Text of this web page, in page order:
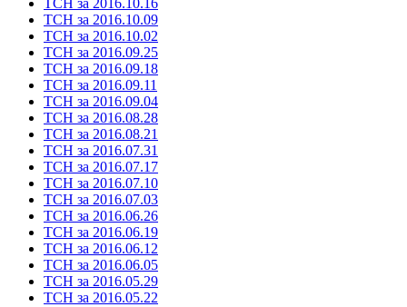
ТСН за 2016.10.09
ТСН за 2016.10.02
ТСН за 2016.09.25
ТСН за 2016.09.18
ТСН за 2016.09.11
ТСН за 2016.09.04
ТСН за 2016.08.28
ТСН за 2016.08.21
ТСН за 2016.07.31
ТСН за 2016.07.17
ТСН за 2016.07.10
ТСН за 2016.07.03
ТСН за 2016.06.26
ТСН за 2016.06.19
ТСН за 2016.06.12
ТСН за 2016.06.05
ТСН за 2016.05.29
ТСН за 2016.05.22